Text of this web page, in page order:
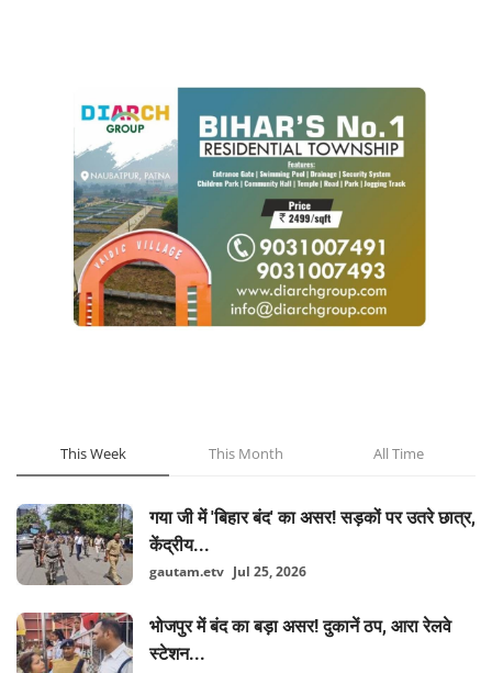
This Week This Month All Time
गया जी में 'बिहार बंद' का असर! सड़कों पर उतरे छात्र,
केंद्रीय...
gautam.etv Jul 25, 2026
भोजपुर में बंद का बड़ा असर! दुकानें ठप, आरा रेलवे
स्टेशन...